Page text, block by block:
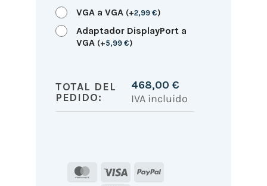
VGA a VGA (+2,99 €)
Adaptador DisplayPort a
VGA (+5,99 €)
TOTAL DEL
PEDIDO:
468,00 €
IVA incluido
MasterCard
Visa
PayPal